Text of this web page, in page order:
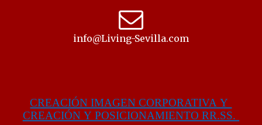
info@Living-Sevilla.com